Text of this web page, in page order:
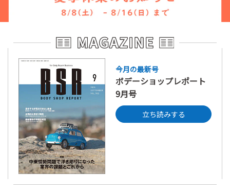
今月の最新号
ボデーショップレポート
9月号
立ち読みする